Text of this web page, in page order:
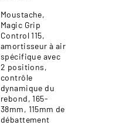
Moustache,
Magic Grip
Control 115,
amortisseur à air
spécifique avec
2 positions,
contrôle
dynamique du
rebond, 165-
38mm, 115mm de
débattement